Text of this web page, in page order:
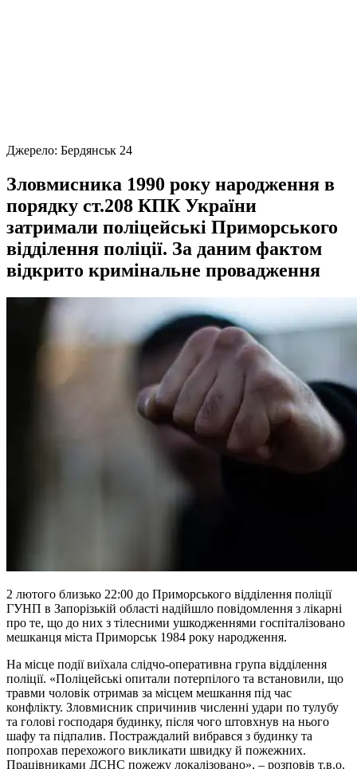
Джерело: Бердянськ 24
Зловмисника 1990 року народження в
порядку ст.208 КПК України
затримали поліцейські Приморського
відділення поліції. За даним фактом
відкрито кримінальне провадження
2 лютого близько 22:00 до Приморського відділення поліції
ГУНП в Запорізькій області надійшло повідомлення з лікарні
про те, що до них з тілесними ушкодженнями госпіталізовано
мешканця міста Приморськ 1984 року народження.
На місце події виїхала слідчо-оперативна група відділення
поліції. «Поліцейські опитали потерпілого та встановили, що
травми чоловік отримав за місцем мешкання під час
конфлікту. Зловмисник спричинив численні удари по тулубу
та голові господаря будинку, після чого штовхнув на нього
шафу та підпалив. Постраждалий вибрався з будинку та
попрохав перехожого викликати швидку й пожежних.
Працівниками ДСНС пожежу локалізовано», – розповів т.в.о.